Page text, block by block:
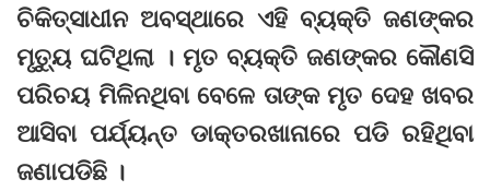
ଚିକିତ୍ସାଧୀନ ଅବସ୍ଥାରେ ଏହି ବ୍ୟକ୍ତି ଜଣଙ୍କର
ମୃତ୍ୟୁ ଘଟିଥିଲା । ମୃତ ବ୍ୟକ୍ତି ଜଣଙ୍କର କୌଣସି
ପରିଚୟ ମିଳିନଥିବା ବେଳେ ତାଙ୍କ ମୃତ ଦେହ ଖବର
ଆସିବା ପର୍ଯ୍ୟନ୍ତ ଡାକ୍ତରଖାନାରେ ପଡି ରହିଥିବା
ଜଣାପଡିଛି ।